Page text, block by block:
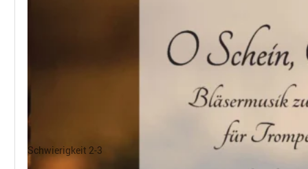
Schwierigkeit 2-3